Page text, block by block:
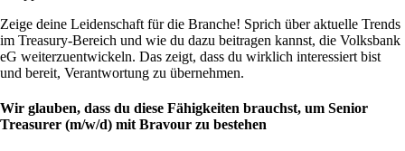
Zeige deine Leidenschaft für die Branche! Sprich über aktuelle Trends
im Treasury-Bereich und wie du dazu beitragen kannst, die Volksbank
eG weiterzuentwickeln. Das zeigt, dass du wirklich interessiert bist
und bereit, Verantwortung zu übernehmen.
Wir glauben, dass du diese Fähigkeiten brauchst, um Senior
Treasurer (m/w/d) mit Bravour zu bestehen